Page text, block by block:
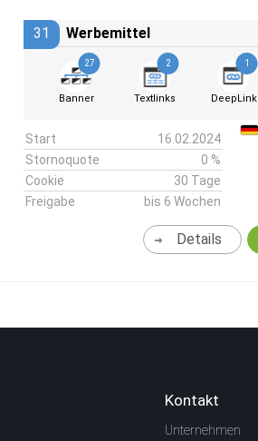
31 Werbemittel
27
Banner
2
Textlinks
1
DeepLink
Start
16.02.2024
Stornoquote
0 %
Cookie
30 Tage
Freigabe
bis 6 Wochen
Details
Kontakt
Unternehmen